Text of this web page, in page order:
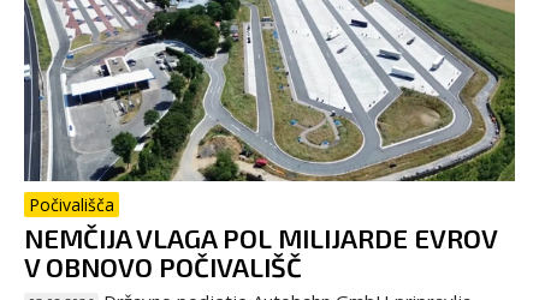
Počivališča
NEMČIJA VLAGA POL MILIJARDE EVROV
V OBNOVO POČIVALIŠČ